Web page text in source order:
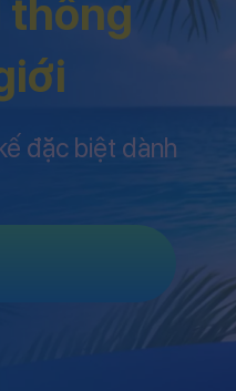
thông
đặc biệt dành